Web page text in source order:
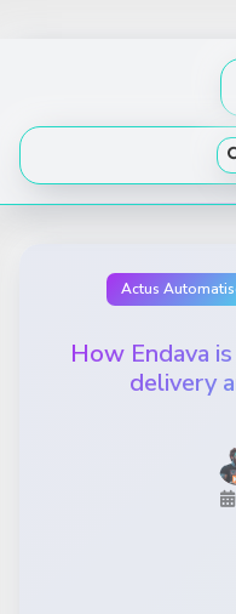
Actus
How Endava
delivery